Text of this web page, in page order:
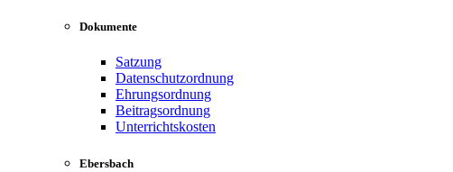
Dokumente
Satzung
Datenschutzordnung
Ehrungsordnung
Beitragsordnung
Unterrichtskosten
Ebersbach